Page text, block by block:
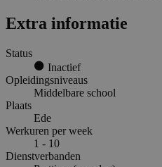
Extra informatie
Status
Inactief
Opleidingsniveaus
Middelbare school
Plaats
Ede
Werkuren per week
1 - 10
Dienstverbanden